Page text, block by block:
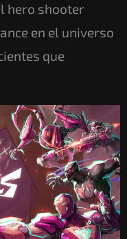
hero shooter
en el universo
que